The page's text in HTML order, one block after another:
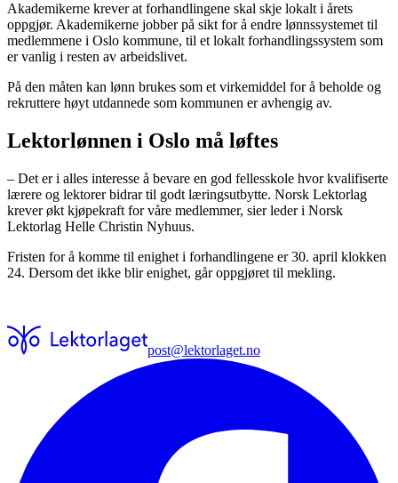
Akademikerne krever at forhandlingene skal skje lokalt i årets
oppgjør. Akademikerne jobber på sikt for å endre lønnssystemet til
medlemmene i Oslo kommune, til et lokalt forhandlingssystem som
er vanlig i resten av arbeidslivet.
På den måten kan lønn brukes som et virkemiddel for å beholde og
rekruttere høyt utdannede som kommunen er avhengig av.
Lektorlønnen i Oslo må løftes
– Det er i alles interesse å bevare en god fellesskole hvor kvalifiserte
lærere og lektorer bidrar til godt læringsutbytte. Norsk Lektorlag
krever økt kjøpekraft for våre medlemmer, sier leder i Norsk
Lektorlag Helle Christin Nyhuus.
Fristen for å komme til enighet i forhandlingene er 30. april klokken
24. Dersom det ikke blir enighet, går oppgjøret til mekling.
post@lektorlaget.no